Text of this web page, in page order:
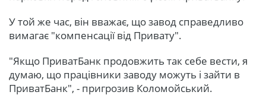
У той же час, він вважає, що завод справедливо
вимагає "компенсації від Привату".
"Якщо ПриватБанк продовжить так себе вести, я
думаю, що працівники заводу можуть і зайти в
ПриватБанк", - пригрозив Коломойський.